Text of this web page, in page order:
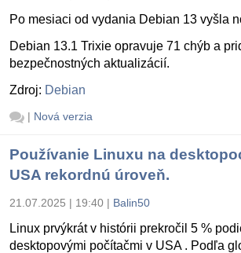
Po mesiaci od vydania Debian 13 vyšla
Debian 13.1 Trixie opravuje 71 chýb a
bezpečnostných aktualizácií.
Zdroj: Debian
| Nová verzia
Používanie Linuxu na
USA rekordnú úroveň.
21.07.2025 | 19:40 | Balin50
Linux prvýkrát v histórii prekročil 5 %
desktopovými počítačmi v USA . Podľa